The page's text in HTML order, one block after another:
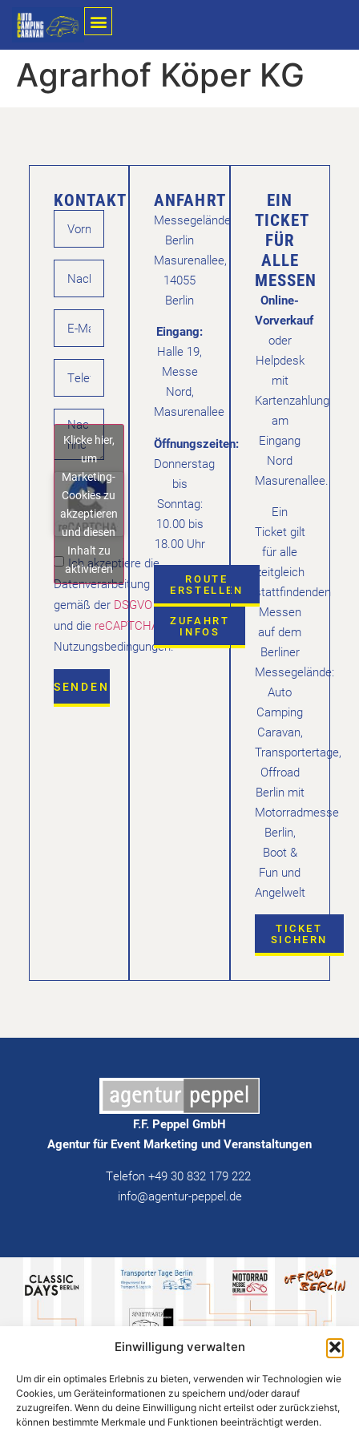
Einwilligung verwalten
Um dir ein optimales Erlebnis zu bieten, verwenden wir Technologien wie
Cookies, um Geräteinformationen zu speichern und/oder darauf
zuzugreifen. Wenn du deine Einwilligung nicht erteilst oder zurückziehst,
können bestimmte Merkmale und Funktionen beeinträchtigt werden.
Agrarhof Köper KG
KONTAKT
Klicke hier,
um
Marketing-
Cookies zu
akzeptieren
und diesen
Inhalt zu
aktivieren
Ich akzeptiere die
Datenverarbeitung
gemäß derDSGVO
und die reCAPTCHA
Nutzungsbedingungen.
SENDEN
ANFAHRT
Messegelände
Berlin
Masurenallee,
14055
Berlin
Eingang:
Halle 19,
Messe
Nord,
Masurenallee
Öffnungszeiten:
Donnerstag
bis
Sonntag:
10.00 bis
18.00 Uhr
ROUTE
ERSTELLEN
ZUFAHRT
INFOS
EIN
TICKET
FÜR
ALLE
MESSEN
Online-
Vorverkauf
oder
Helpdesk
mit
Kartenzahlung
am
Eingang
Nord
Masurenallee.
Ein
Ticket gilt
für alle
zeitgleich
stattfindenden
Messen
auf dem
Berliner
Messegelände:
Auto
Camping
Caravan,
Transportertage,
Offroad
Berlin mit
Motorradmesse
Berlin,
Boot &
Fun und
Angelwelt
TICKET
SICHERN
F.F. Peppel GmbH
Agentur für Event Marketing und Veranstaltungen
Telefon +49 30 832 179 222
info@agentur-peppel.de